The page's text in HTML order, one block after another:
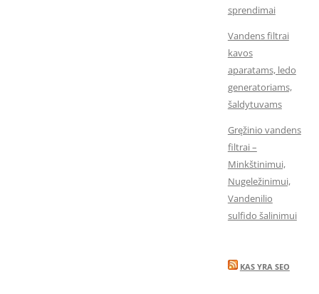
sprendimai
Vandens filtrai
kavos
aparatams, ledo
generatoriams,
šaldytuvams
Gręžinio vandens
filtrai –
Minkštinimui,
Nugeležinimui,
Vandenilio
sulfido šalinimui
KAS YRA SEO